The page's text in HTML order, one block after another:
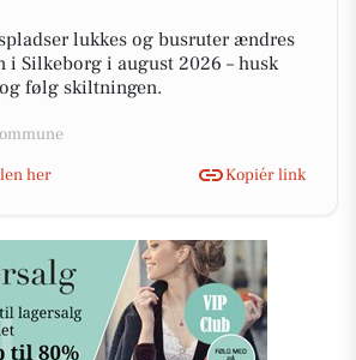
lukkes og busruter ændres
i Silkeborg i august 2026 – husk
følg skiltningen.
her
Kopiér link